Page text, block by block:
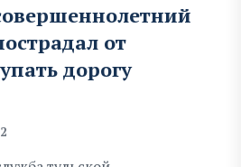
от
дорогу